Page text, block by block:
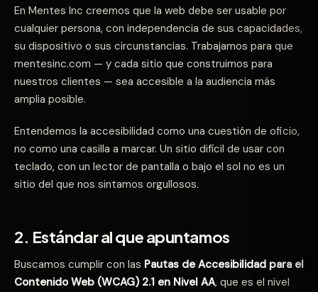
En Mentes Inc creemos que la web debe ser usable por
cualquier persona, con independencia de sus capacidades,
su dispositivo o sus circunstancias. Trabajamos para que
mentesinc.com — y cada sitio que construimos para
nuestros clientes — sea accesible a la audiencia más
amplia posible.
Entendemos la accesibilidad como una cuestión de oficio,
no como una casilla a marcar. Un sitio difícil de usar con
teclado, con un lector de pantalla o bajo el sol no es un
sitio del que nos sintamos orgullosos.
2. Estándar al que apuntamos
Buscamos cumplir con las Pautas de Accesibilidad para el
Contenido Web (WCAG) 2.1 en Nivel AA, que es el nivel